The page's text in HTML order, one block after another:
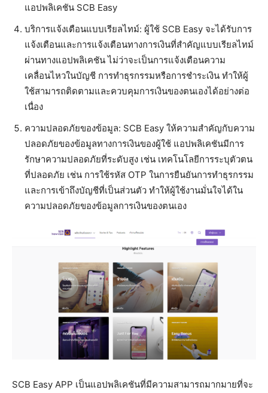
แอปพลิเคชัน SCB Easy
บริการแจ้งเตือนแบบเรียลไทม์: ผู้ใช้ SCB Easy จะได้รับการ
แจ้งเตือนและการแจ้งเตือนทางการเงินที่สำคัญแบบเรียลไทม์
ผ่านทางแอปพลิเคชัน ไม่ว่าจะเป็นการแจ้งเตือนความ
เคลื่อนไหวในบัญชี การทำธุรกรรมหรือการชำระเงิน ทำให้ผู้
ใช้สามารถติดตามและควบคุมการเงินของตนเองได้อย่างต่อ
เนื่อง
ความปลอดภัยของข้อมูล: SCB Easy ให้ความสำคัญกับความ
ปลอดภัยของข้อมูลทางการเงินของผู้ใช้ แอปพลิเคชันมีการ
รักษาความปลอดภัยที่ระดับสูง เช่น เทคโนโลยีการระบุตัวตน
ที่ปลอดภัย เช่น การใช้รหัส OTP ในการยืนยันการทำธุรกรรม
และการเข้าถึงบัญชีที่เป็นส่วนตัว ทำให้ผู้ใช้งานมั่นใจได้ใน
ความปลอดภัยของข้อมูลการเงินของตนเอง
SCB Easy APP เป็นแอปพลิเคชันที่มีความสามารถมากมายที่จะ